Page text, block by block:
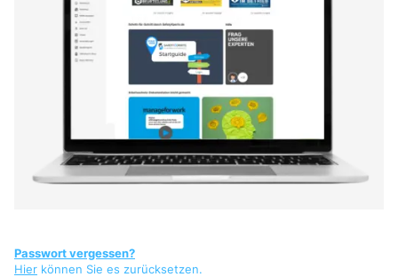
Passwort vergessen?
Hier können Sie es zurücksetzen.